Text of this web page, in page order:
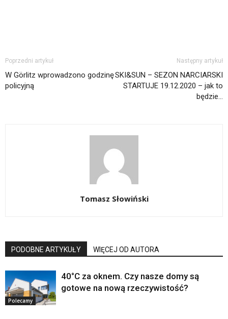
Poprzedni artykuł
W Görlitz wprowadzono godzinę
policyjną
Następny artykuł
SKI&SUN – SEZON NARCIARSKI
STARTUJE 19.12.2020 – jak to
będzie…
Tomasz Słowiński
PODOBNE ARTYKUŁY WIĘCEJ OD AUTORA
Polecamy
40°C za oknem. Czy nasze domy są
gotowe na nową rzeczywistość?